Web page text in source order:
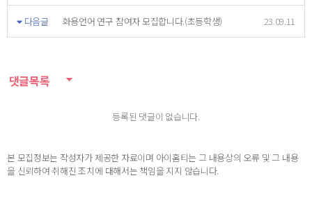
다음글 화용언어 연구 참여자 모집합니다.(초등학생) 23.09.11
댓글목록
등록된 댓글이 없습니다.
본 모집정보는 작성자가 제공한 자료이며 아이홈티는 그 내용상의 오류 및 그 내용
을 신뢰하여 취해진 조치에 대해서는 책임을 지지 않습니다.